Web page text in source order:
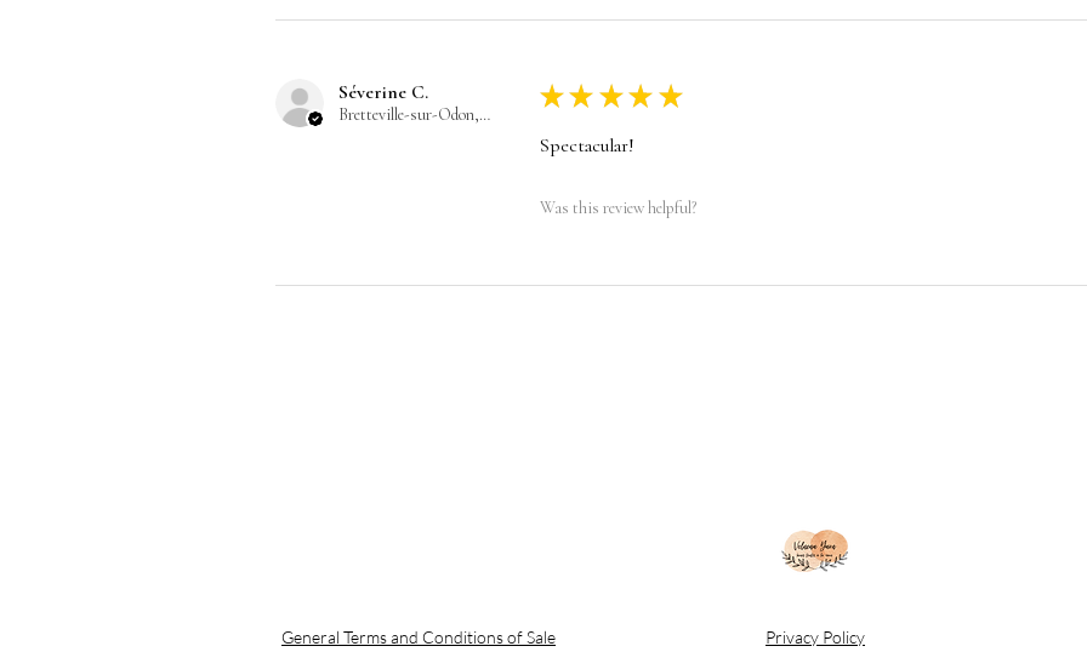
Séverine C.
Bretteville-sur-Odon, FR-NOR
★ ★ ★ ★ ★
Spectacular!
Was this review helpful?
General Terms and Conditions of Sale Privacy Policy